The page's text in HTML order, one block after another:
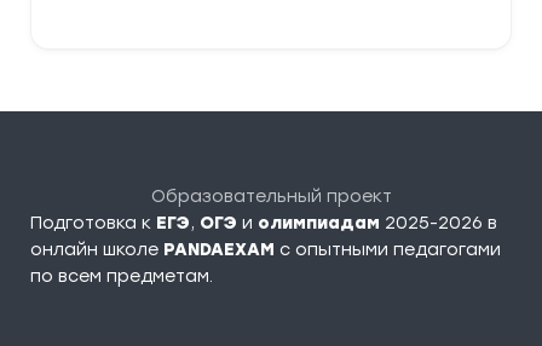
Образовательный проект
Подготовка к ЕГЭ, ОГЭ и олимпиадам 2025-2026 в
онлайн школе PANDAEXAM c опытными педагогами
по всем предметам.